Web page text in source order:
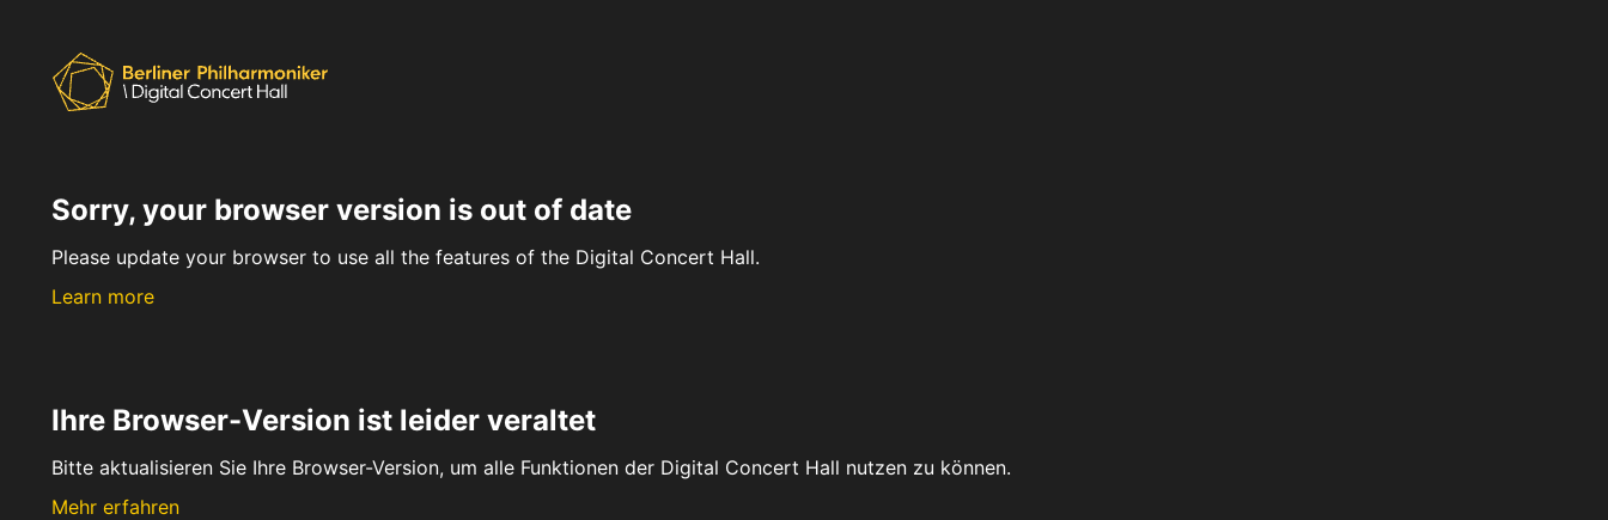
Sorry, your browser version is out of date
Please update your browser to use all the features of the Digital Concert Hall.
Learn more
Ihre Browser-Version ist leider veraltet
Bitte aktualisieren Sie Ihre Browser-Version, um alle Funktionen der Digital Concert Hall nutzen zu können.
Mehr erfahren